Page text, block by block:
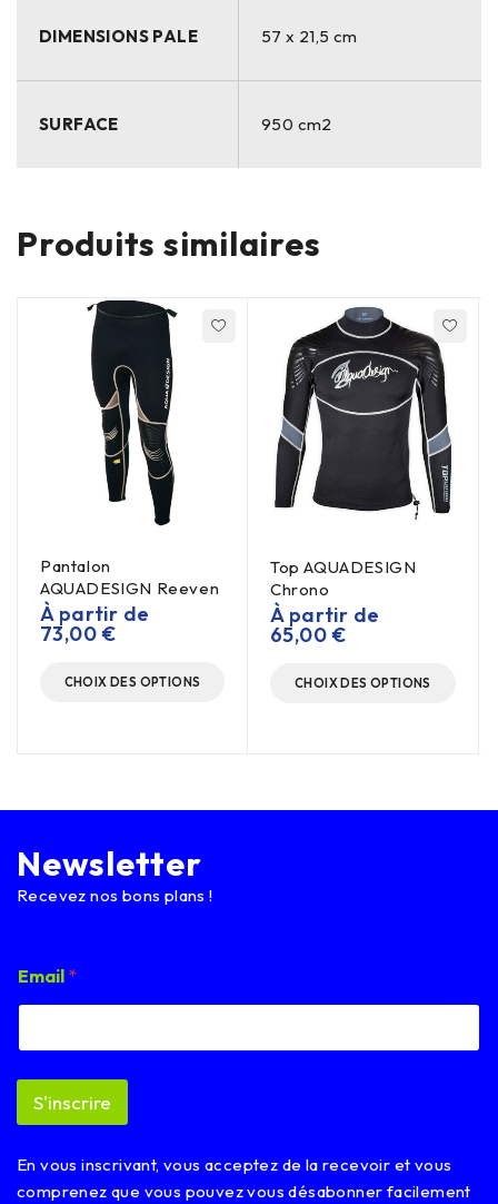
DIMENSIONS PALE 57 x 21,5 cm
SURFACE 950 cm2
Produits similaires
Pantalon
AQUADESIGN Reeven
À partir de
73,00€
CHOIX DES OPTIONS
Top AQUADESIGN
Chrono
À partir de
65,00€
CHOIX DES OPTIONS
Newsletter
Recevez nos bons plans !
E
m
i
E
a
l
Email *
S'inscrire
En vous inscrivant, vous acceptez de la recevoir et vous
comprenez que vous pouvez vous désabonner facilement